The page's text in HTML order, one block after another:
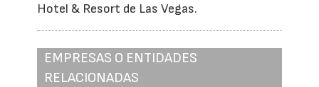
Hotel & Resort de Las Vegas.
EMPRESAS O ENTIDADES
RELACIONADAS